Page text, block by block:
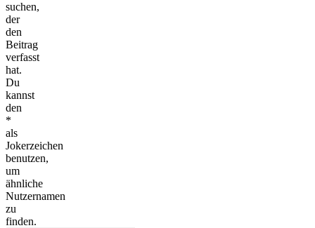
suchen,
der
den
Beitrag
verfasst
hat.
Du
kannst
den
*
als
Jokerzeichen
benutzen,
um
ähnliche
Nutzernamen
zu
finden.